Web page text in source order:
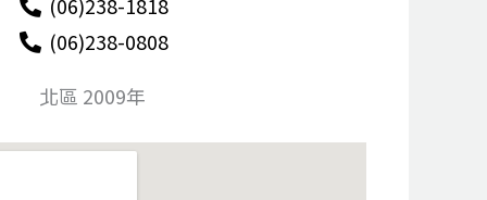
(06)238-0808
北區 2009年